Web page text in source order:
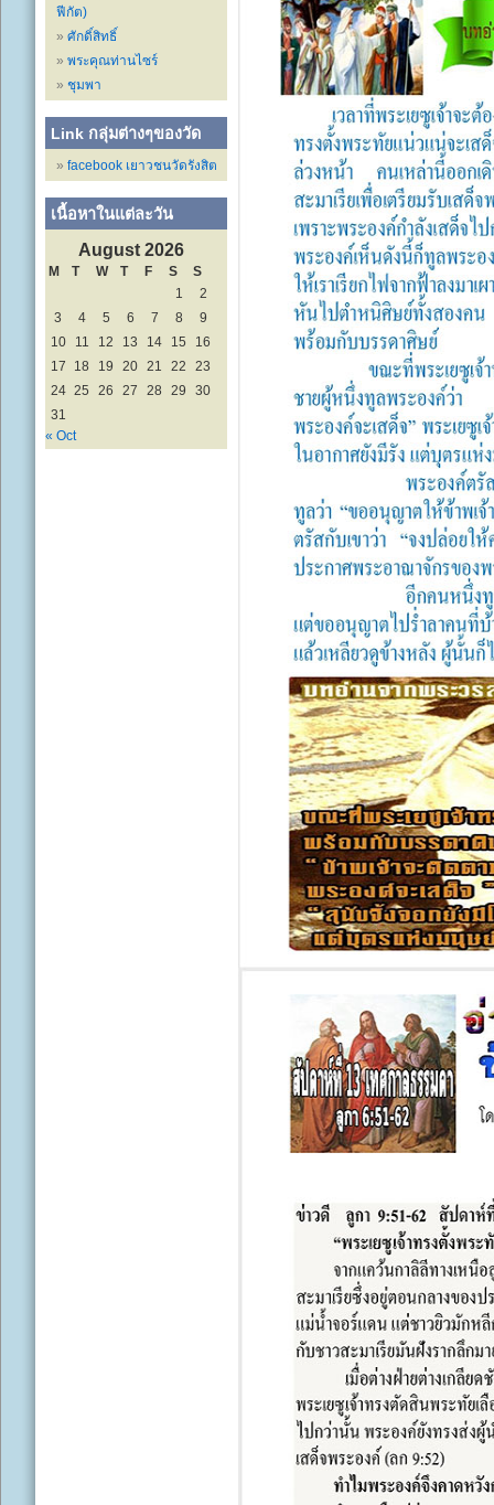
ฟีกัต)
ศักดิ์สิทธิ์
พระคุณท่านไซร์
ชุมพา
Link กลุ่มต่างๆของวัด
facebook เยาวชนวัดรังสิต
เนื้อหาในแต่ละวัน
August 2026
M T W T F S
S
1
2
3
4 5 6 7 8
9
10
11 12 13 14 15
16
17
18 19 20 21 22
23
24 25 26 27 28 29
30
31
« Oct